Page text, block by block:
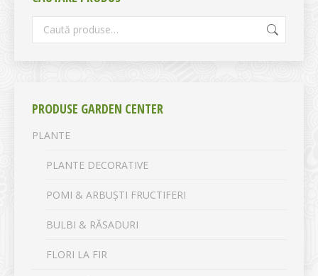
PRODUSE GARDEN CENTER
PLANTE
PLANTE DECORATIVE
POMI & ARBUȘTI FRUCTIFERI
BULBI & RĂSADURI
FLORI LA FIR